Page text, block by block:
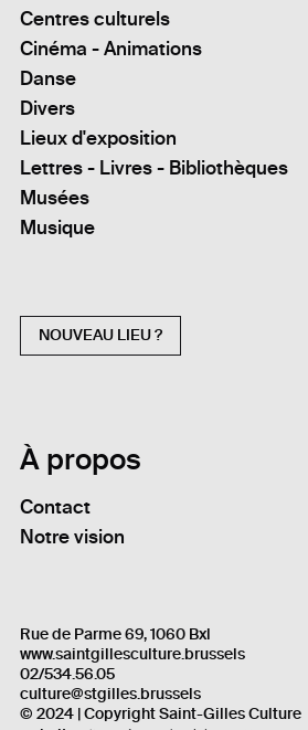
Centres culturels
Cinéma - Animations
Danse
Divers
Lieux d'exposition
Lettres - Livres - Bibliothèques
Musées
Musique
NOUVEAU LIEU ?
À propos
Contact
Notre vision
Rue de Parme 69, 1060 Bxl
www.saintgillesculture.brussels
02/534.56.05
culture@stgilles.brussels
© 2024 | Copyright Saint-Gilles Culture